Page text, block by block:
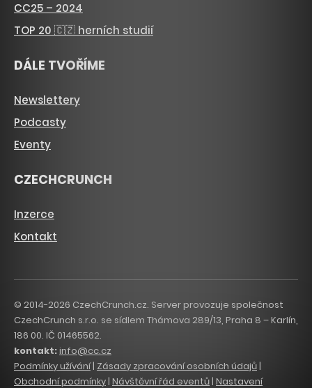
CC25 – 2024
TOP 20 🇨🇿 herních studií
DÁLE TVOŘÍME
Newslettery
Podcasty
Eventy
CZECHCRUNCH
Inzerce
Kontakt
© 2014-2026 CzechCrunch.cz. Server provozuje společnost
CzechCrunch s.r.o. se sídlem Thámova 289/13, Praha 8 – Karlín,
186 00. IČ 01465562.
kontakt:info@cc.cz
Podmínky užívání| Zásady zpracování osobních údajů |
Obchodní podmínky | Návštěvní řád eventů | Nastavení